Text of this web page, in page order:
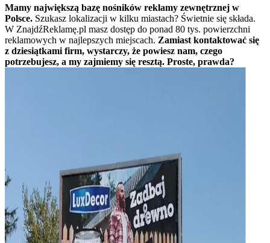
Mamy największą bazę nośników reklamy zewnętrznej w
Polsce. Szukasz lokalizacji w kilku miastach? Świetnie się składa.
W ZnajdźReklamę.pl masz dostęp do ponad 80 tys. powierzchni
reklamowych w najlepszych miejscach. Zamiast kontaktować się
z dziesiątkami firm, wystarczy, że powiesz nam, czego
potrzebujesz, a my zajmiemy się resztą. Proste, prawda?